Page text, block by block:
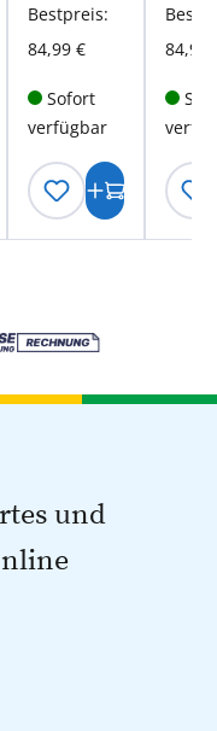
Bestpreis:
84,99 €
Sofort
verfügbar
84,99
und